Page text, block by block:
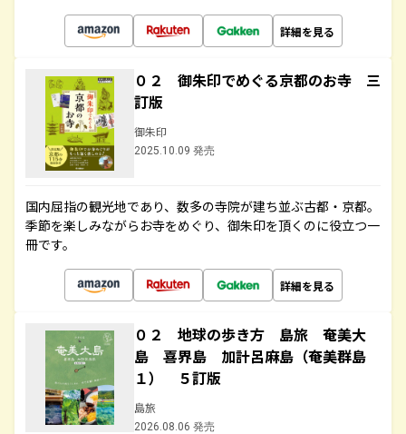
詳細を見る
０２ 御朱印でめぐる京都のお寺 三
訂版
御朱印
2025.10.09 発売
国内屈指の観光地であり、数多の寺院が建ち並ぶ古都・京都。
季節を楽しみながらお寺をめぐり、御朱印を頂くのに役立つ一
冊です。
詳細を見る
０２ 地球の歩き方 島旅 奄美大
島 喜界島 加計呂麻島（奄美群島
１） ５訂版
島旅
2026.08.06 発売